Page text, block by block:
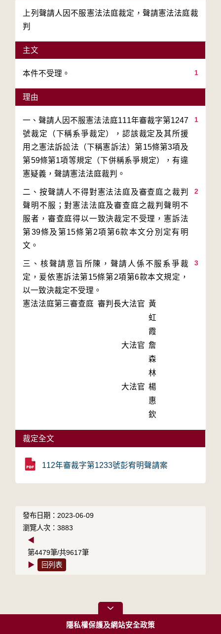
上列聲請人因不服憲法法庭裁定，聲請憲法法庭裁
判
主文
1
本件不受理。
理由
1
一、聲請人因不服憲法法庭111年審裁字第1247
號裁定（下稱系爭裁定），認該裁定及其所援
用之憲法訴訟法（下稱憲訴法）第15條第3項及
第59條第1項等規定（下併稱系爭規定），有違
2
二、按聲請人不得對憲法法庭及審查庭之裁判
聲明不服；對憲法法庭及審查庭之裁判聲明不
服者，審查庭得以一致決裁定不受理，憲訴法
第39條及第15條第2項第6款本文分別定有明
3
三、核聲請意旨所陳，聲請人係不服系爭裁
定，爰依憲訴法第15條第2項第6款本文規定，
以一致決裁定不受理。
憲法法庭第三審查庭 審判長大法官 黃
虹
霞
大法官 詹
森
林
大法官 楊
惠
欽
裁定全文
112年審裁字第1233號彭宥明聲請案
發布日期：2023-06-09
瀏覽人次：3883
◀
第4479筆/共9617筆
▶
回列表
隱私權保護及網站安全政策